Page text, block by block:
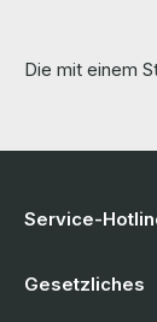
Die mit einem
Service-
Gesetzliches